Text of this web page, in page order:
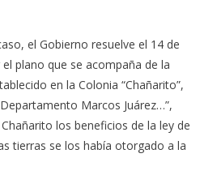
el Gobierno resuelve el 14 de
plano que se acompaña de la
en la Colonia “Chañarito”,
Marcos Juárez…”,
los beneficios de la ley de
tierras se los había otorgado a la